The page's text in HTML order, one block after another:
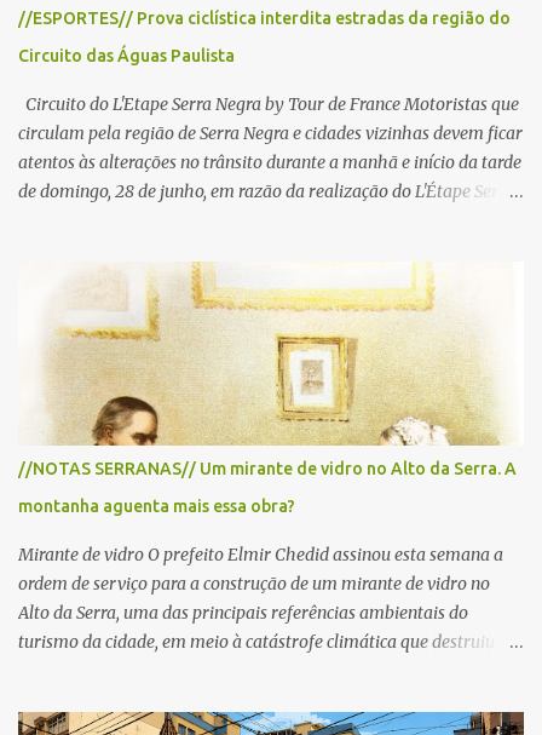
//ESPORTES// Prova ciclística interdita estradas da região do
Circuito das Águas Paulista
Circuito do L'Etape Serra Negra by Tour de France Motoristas que
circulam pela região de Serra Negra e cidades vizinhas devem ficar
atentos às alterações no trânsito durante a manhã e início da tarde
de domingo, 28 de junho, em razão da realização do L'Étape Serra
reunirá atletas de diferentes regiões do país e terá percursos
passando pelos municípios de Serra Negra, Amparo, Monte Alegre
do Sul, Lindoia e Socorro. Para garantir a segurança dos
participantes e do público, diversos trechos de rodovias e estradas
da região serão interditados temporariamente ao longo da prova.
A largada será na Rua Coronel Pedro Penteado, em Serra Negra,
para cerca de 2.000 ciclistas, às 6h30. De acordo com o
cronograma da organização e de todas as prefeituras envolvidas,
as interdições ocorrerão de forma programada e os trechos serão
//NOTAS SERRANAS// Um mirante de vidro no Alto da Serra. A
montanha aguenta mais essa obra?
Mirante de vidro O prefeito Elmir Chedid assinou esta semana a
ordem de serviço para a construção de um mirante de vidro no
Alto da Serra, uma das principais referências ambientais do
turismo da cidade, em meio à catástrofe climática que destruiu o
ambiental nas políticas públicas. Preservação permanente O Alto